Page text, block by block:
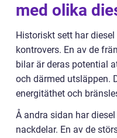
med olika
Historiskt sett har
kontrovers. En av de
bilar är deras potential
och därmed utsläppen.
energitäthet och
Å andra sidan har
nackdelar. En av de